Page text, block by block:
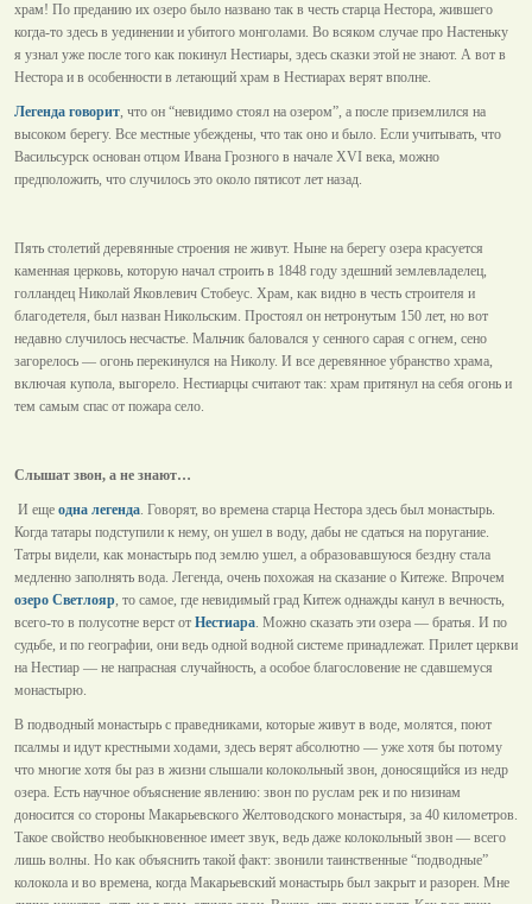
храм! По преданию их озеро было названо так в честь старца Нестора, жившего
когда-то здесь в уединении и убитого монголами. Во всяком случае про Настеньку
я узнал уже после того как покинул Нестиары, здесь сказки этой не знают. А вот в
Нестора и в особенности в летающий храм в Нестиарах верят вполне.
Легенда говорит, что он “невидимо стоял на озером”, а после приземлился на
высоком берегу. Все местные убеждены, что так оно и было. Если учитывать, что
Васильсурск основан отцом Ивана Грозного в начале XVI века, можно
предположить, что случилось это около пятисот лет назад.
Пять столетий деревянные строения не живут. Ныне на берегу озера красуется
каменная церковь, которую начал строить в 1848 году здешний землевладелец,
голландец Николай Яковлевич Стобеус. Храм, как видно в честь строителя и
благодетеля, был назван Никольским. Простоял он нетронутым 150 лет, но вот
недавно случилось несчастье. Мальчик баловался у сенного сарая с огнем, сено
загорелось — огонь перекинулся на Николу. И все деревянное убранство храма,
включая купола, выгорело. Нестиарцы считают так: храм притянул на себя огонь и
тем самым спас от пожара село.
Слышат звон, а не знают…
И еще одна легенда. Говорят, во времена старца Нестора здесь был монастырь.
Когда татары подступили к нему, он ушел в воду, дабы не сдаться на поругание.
Татры видели, как монастырь под землю ушел, а образовавшуюся бездну стала
медленно заполнять вода. Легенда, очень похожая на сказание о Китеже. Впрочем
озеро Светлояр, то самое, где невидимый град Китеж однажды канул в вечность,
всего-то в полусотне верст от Нестиара. Можно сказать эти озера — братья. И по
судьбе, и по географии, они ведь одной водной системе принадлежат. Прилет церкви
на Нестиар — не напрасная случайность, а особое благословение не сдавшемуся
монастырю.
В подводный монастырь с праведниками, которые живут в воде, молятся, поют
псалмы и идут крестными ходами, здесь верят абсолютно — уже хотя бы потому
что многие хотя бы раз в жизни слышали колокольный звон, доносящийся из недр
озера. Есть научное объяснение явлению: звон по руслам рек и по низинам
доносится со стороны Макарьевского Желтоводского монастыря, за 40 километров.
Такое свойство необыкновенное имеет звук, ведь даже колокольный звон — всего
лишь волны. Но как объяснить такой факт: звонили таинственные “подводные”
колокола и во времена, когда Макарьевский монастырь был закрыт и разорен. Мне